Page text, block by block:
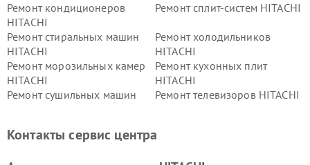
Ремонт кондиционеров
HITACHI
Ремонт сплит-систем HITACHI
Ремонт стиральных машин
HITACHI
Ремонт холодильников
HITACHI
Ремонт морозильных камер
HITACHI
Ремонт кухонных плит
HITACHI
Ремонт сушильных машин
Ремонт телевизоров HITACHI
данных HITACHI
HITACHI
Контакты сервис центра